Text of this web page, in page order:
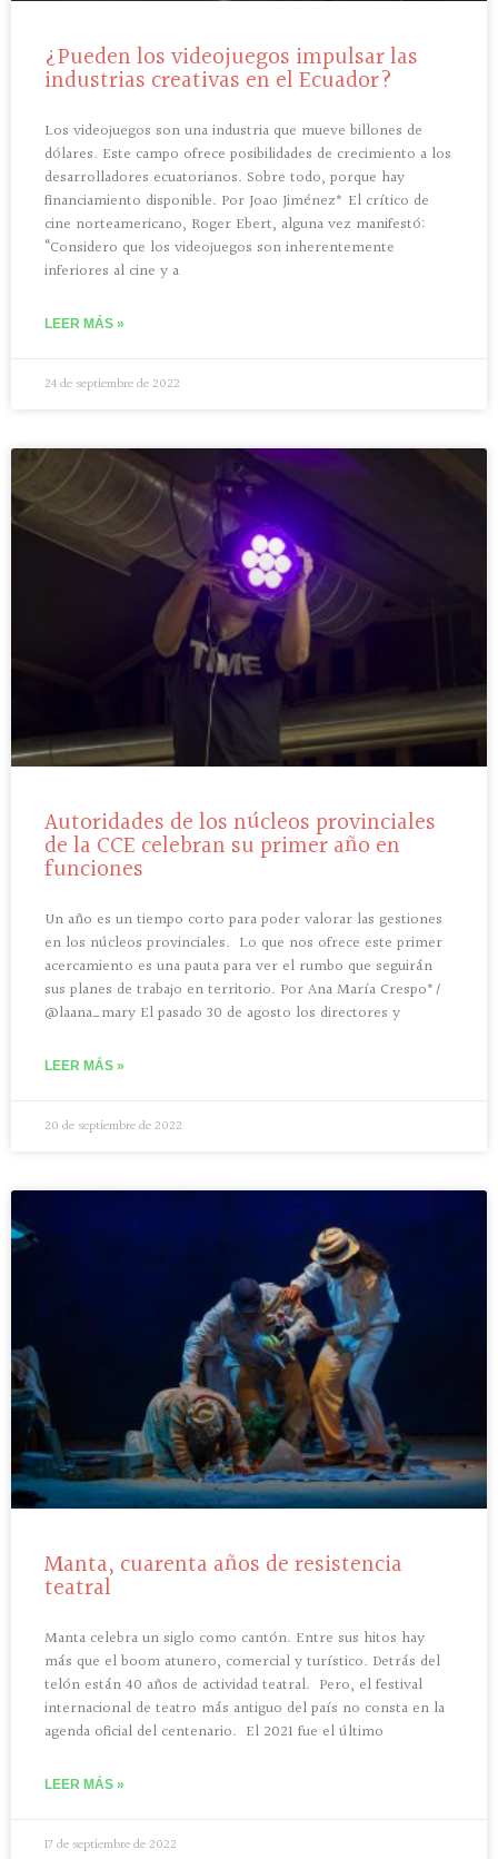
¿Pueden los videojuegos impulsar las
industrias creativas en el Ecuador?
Los videojuegos son una industria que mueve billones de
dólares. Este campo ofrece posibilidades de crecimiento a los
desarrolladores ecuatorianos. Sobre todo, porque hay
financiamiento disponible. Por Joao Jiménez* El crítico de
cine norteamericano, Roger Ebert, alguna vez manifestó:
“Considero que los videojuegos son inherentemente
inferiores al cine y a
LEER MÁS »
24 de septiembre de 2022
Autoridades de los núcleos provinciales
de la CCE celebran su primer año en
funciones
Un año es un tiempo corto para poder valorar las gestiones
en los núcleos provinciales. Lo que nos ofrece este primer
acercamiento es una pauta para ver el rumbo que seguirán
sus planes de trabajo en territorio. Por Ana María Crespo*/
@laana_mary El pasado 30 de agosto los directores y
LEER MÁS »
20 de septiembre de 2022
Manta, cuarenta años de resistencia
teatral
Manta celebra un siglo como cantón. Entre sus hitos hay
más que el boom atunero, comercial y turístico. Detrás del
telón están 40 años de actividad teatral. Pero, el festival
internacional de teatro más antiguo del país no consta en la
agenda oficial del centenario. El 2021 fue el último
LEER MÁS »
17 de septiembre de 2022